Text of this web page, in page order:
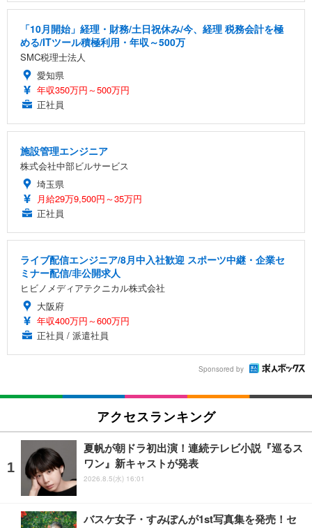
「10月開始」経理・財務/土日祝休み/今、経理 税務会計を極
める/ITツール積極利用・年収～500万
SMC税理士法人
愛知県
年収350万円～500万円
正社員
施設管理エンジニア
株式会社中部ビルサービス
埼玉県
月給29万9,500円～35万円
正社員
ライブ配信エンジニア/8月中入社歓迎 スポーツ中継・企業セ
ミナー配信/非公開求人
ヒビノメディアテクニカル株式会社
大阪府
年収400万円～600万円
正社員 / 派遣社員
Sponsored by
アクセスランキング
夏帆が朝ドラ初出演！連続テレビ小説『巡るス
ワン』新キャストが発表
2026.8.5(水) 16:01
バスケ女子・すみぽんが1st写真集を発売！セ